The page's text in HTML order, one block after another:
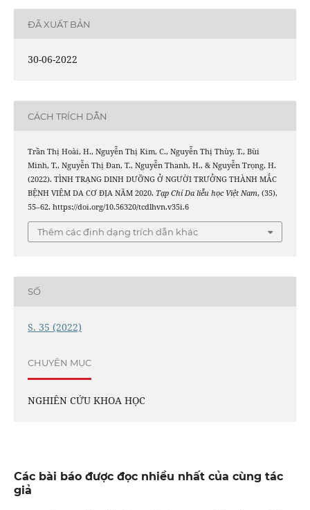
ĐÃ XUẤT BẢN
30-06-2022
CÁCH TRÍCH DẪN
Trần Thị Hoài, H., Nguyễn Thị Kim, C., Nguyễn Thị Thùy, T., Bùi
Minh, T., Nguyễn Thị Đan, T., Nguyễn Thanh, H., & Nguyễn Trọng, H.
(2022). TÌNH TRẠNG DINH DƯỠNG Ở NGƯỜI TRƯỞNG THÀNH MẮC
BỆNH VIÊM DA CƠ ĐỊA NĂM 2020. Tạp Chí Da liễu học Việt Nam, (35),
55–62. https://doi.org/10.56320/tcdlhvn.v35i.6
Thêm các định dạng trích dẫn khác
SỐ
S. 35 (2022)
CHUYÊN MỤC
NGHIÊN CỨU KHOA HỌC
Các bài báo được đọc nhiều nhất của cùng tác
giả